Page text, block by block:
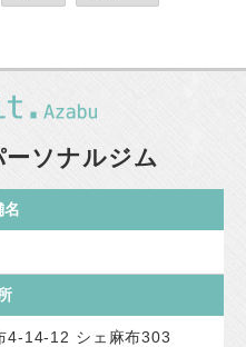
ーソナルジム
名
4-14-12 シェ麻布303